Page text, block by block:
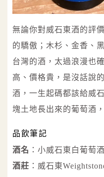
無論你對威石東酒的評
的驕傲；木杉、金香、
台灣的酒，太過浪漫也
高、價格貴，是沒話說
酒，一生起碼都該給威
塊土地長出來的葡萄酒
品飲筆記
酒名 ：小威石東白葡萄
酒莊 ：威石東